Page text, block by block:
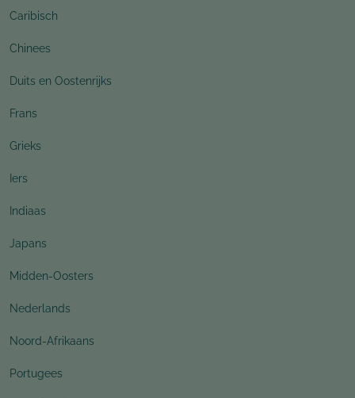
Caribisch
Chinees
Duits en Oostenrijks
Frans
Grieks
Iers
Indiaas
Japans
Midden-Oosters
Nederlands
Noord-Afrikaans
Portugees